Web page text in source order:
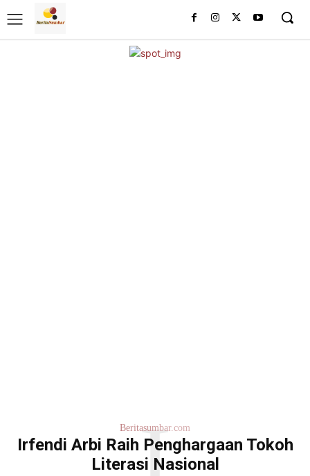
Beritasumbar.com
Irfendi Arbi Raih Penghargaan Tokoh
Literasi Nasional